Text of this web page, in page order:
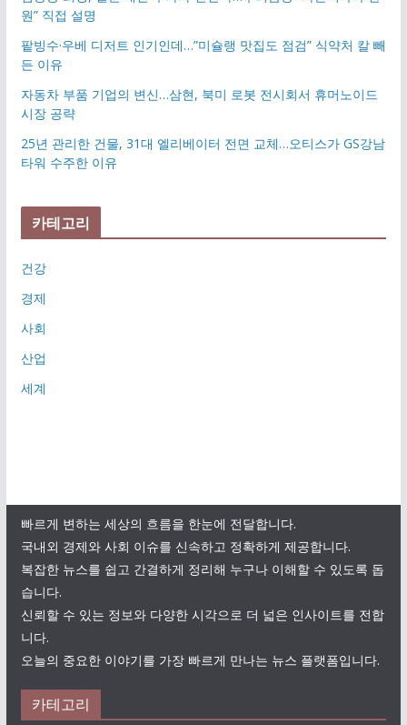
원” 직접 설명
팥빙수·우베 디저트 인기인데…”미슐랭 맛집도 점검” 식약처 칼 빼
든 이유
자동차 부품 기업의 변신…삼현, 북미 로봇 전시회서 휴머노이드
시장 공략
25년 관리한 건물, 31대 엘리베이터 전면 교체…오티스가 GS강남
타워 수주한 이유
카테고리
건강
경제
사회
산업
세계
빠르게 변하는 세상의 흐름을 한눈에 전달합니다.
국내외 경제와 사회 이슈를 신속하고 정확하게 제공합니다.
복잡한 뉴스를 쉽고 간결하게 정리해 누구나 이해할 수 있도록 돕
습니다.
신뢰할 수 있는 정보와 다양한 시각으로 더 넓은 인사이트를 전합
니다.
오늘의 중요한 이야기를 가장 빠르게 만나는 뉴스 플랫폼입니다.
카테고리